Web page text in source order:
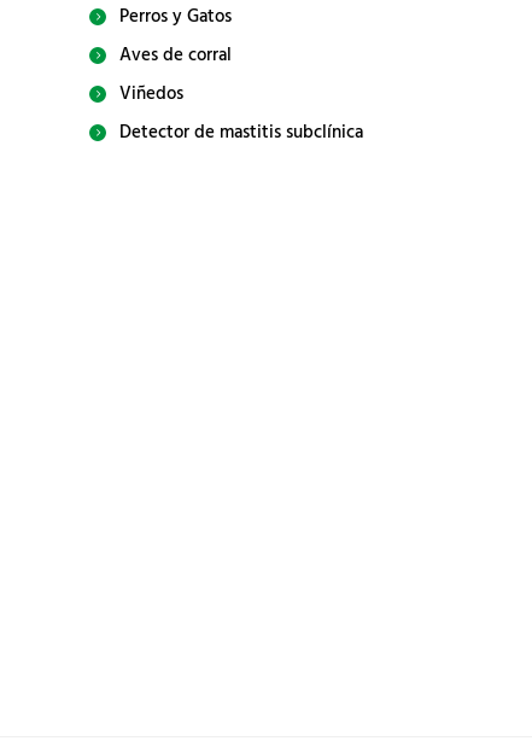
Perros y Gatos
Aves de corral
Viñedos
Detector de mastitis subclínica